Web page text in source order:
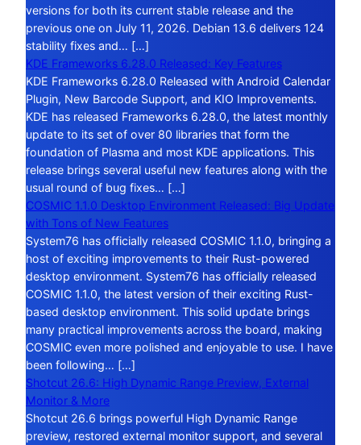
versions for both its current stable release and the
previous one on July 11, 2026. Debian 13.6 delivers 124
stability fixes and… […]
KDE Frameworks 6.28.0 Released: Key Features
KDE Frameworks 6.28.0 Released with Android Calendar
Plugin, New Barcode Support, and KIO Improvements.
KDE has released Frameworks 6.28.0, the latest monthly
update to its set of over 80 libraries that form the
foundation of Plasma and most KDE applications. This
release brings several useful new features along with the
usual round of bug fixes… […]
COSMIC 1.1.0 Desktop Environment Released: Big Update
with Tons of New Features
System76 has officially released COSMIC 1.1.0, bringing a
host of exciting improvements to their Rust-powered
desktop environment. System76 has officially released
COSMIC 1.1.0, the latest version of their exciting Rust-
based desktop environment. This solid update brings
many practical improvements across the board, making
COSMIC even more polished and enjoyable to use. I have
been following… […]
Shotcut 26.6: High Dynamic Range Preview, External
Monitor & More
Shotcut 26.6 brings powerful High Dynamic Range
preview, restored external monitor support, and several